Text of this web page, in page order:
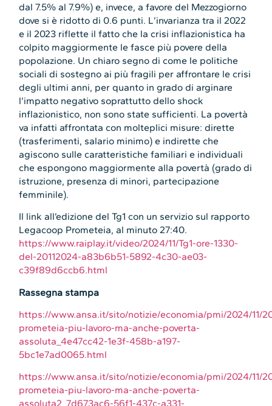
dal 7.5% al 7.9%) e, invece, a favore del Mezzogiorno
dove si è ridotto di 0.6 punti. L’invarianza tra il 2022
e il 2023 riflette il fatto che la crisi inflazionistica ha
colpito maggiormente le fasce più povere della
popolazione. Un chiaro segno di come le politiche
sociali di sostegno ai più fragili per affrontare le crisi
degli ultimi anni, per quanto in grado di arginare
l’impatto negativo soprattutto dello shock
inflazionistico, non sono state sufficienti. La povertà
va infatti affrontata con molteplici misure: dirette
(trasferimenti, salario minimo) e indirette che
agiscono sulle caratteristiche familiari e individuali
che espongono maggiormente alla povertà (grado di
istruzione, presenza di minori, partecipazione
femminile).
Il link all’edizione del Tg1 con un servizio sul rapporto
Legacoop Prometeia, al minuto 27:40.
https://www.raiplay.it/video/2024/11/Tg1-ore-1330-
del-20112024-a83b6b51-5892-4c30-ae03-
c39f89d6ccb6.html
Rassegna stampa
https://www.ansa.it/sito/notizie/economia/pmi/2024/11/
prometeia-piu-lavoro-ma-anche-poverta-
assoluta_4e47cc42-1e3f-458b-a197-
5bc1e7ad0065.html
https://www.ansa.it/sito/notizie/economia/pmi/2024/11/
prometeia-piu-lavoro-ma-anche-poverta-
assoluta2_7d673ac6-56f1-437c-a331-